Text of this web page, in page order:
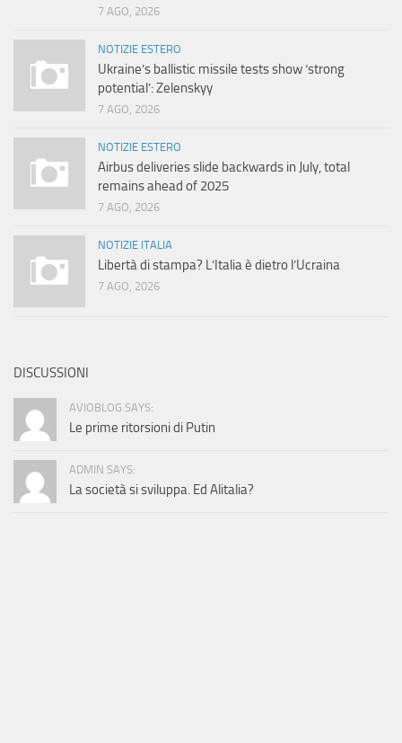
7 AGO, 2026
NOTIZIE ESTERO
Ukraine’s ballistic missile tests show ‘strong
potential’: Zelenskyy
7 AGO, 2026
NOTIZIE ESTERO
Airbus deliveries slide backwards in July, total
remains ahead of 2025
7 AGO, 2026
NOTIZIE ITALIA
Libertà di stampa? L’Italia è dietro l’Ucraina
7 AGO, 2026
DISCUSSIONI
AVIOBLOG SAYS:
Le prime ritorsioni di Putin
ADMIN SAYS:
La società si sviluppa. Ed Alitalia?